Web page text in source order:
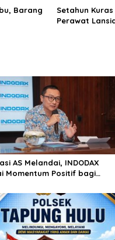
Barang
Setahun Kuras
Perawat
AS Melandai, INDODAX
Momentum Positif bagi
Day